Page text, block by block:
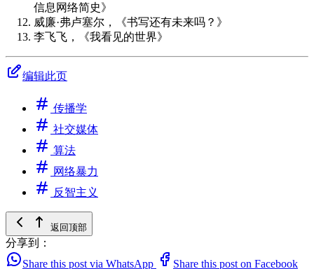
信息网络简史》
威廉·弗卢塞尔，《书写还有未来吗？》
李飞飞，《我看见的世界》
编辑此页
传播学
社交媒体
算法
网络暴力
反智主义
返回顶部
分享到：
Share this post via WhatsApp
Share this post on Facebook